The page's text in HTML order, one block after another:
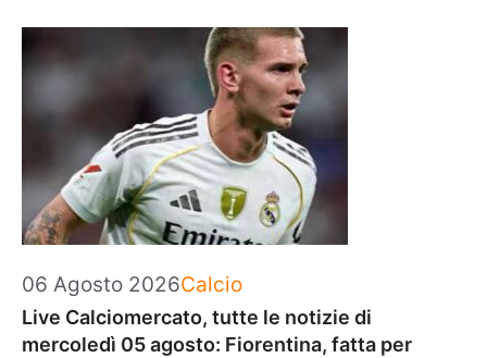
06 Agosto 2026Categorie
Calcio
Live Calciomercato, tutte le notizie di
mercoledì 05 agosto: Fiorentina, fatta per